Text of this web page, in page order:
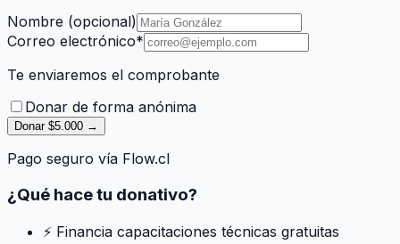
Nombre (opcional)
Correo electrónico*
Te enviaremos el comprobante
Donar de forma anónima
Donar $5.000 →
Pago seguro vía Flow.cl
¿Qué hace tu donativo?
⚡ Financia capacitaciones técnicas gratuitas